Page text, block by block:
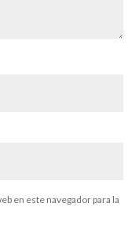
en este navegador para la